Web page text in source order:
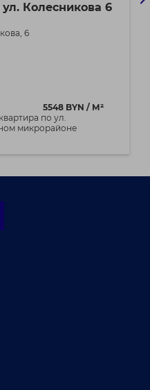
Колесникова 6
6
5548 BYN / М²
по ул.
микрорайоне